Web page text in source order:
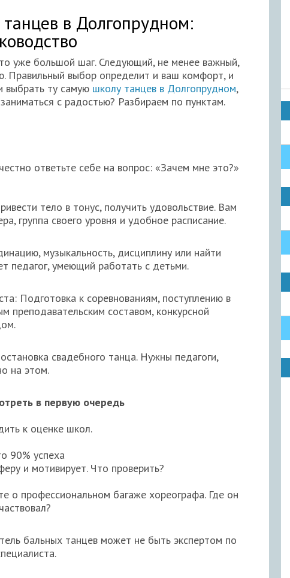
в Долгопрудном:
уже большой шаг. Следующий, не менее важный,
Правильный выбор определит и ваш комфорт, и
выбрать ту самую школу танцев в Долгопрудном,
с радостью? Разбираем по пунктам.
ответьте себе на вопрос: «Зачем мне это?»
тело в тонус, получить удовольствие. Вам
группа своего уровня и удобное расписание.
музыкальность, дисциплину или найти
педагог, умеющий работать с детьми.
Подготовка к соревнованиям, поступлению в
преподавательским составом, конкурсной
свадебного танца. Нужны педагоги,
на этом.
в первую очередь
к оценке школ.
90% успеха
и мотивирует. Что проверить?
о профессиональном багаже хореографа. Где он
бальных танцев может не быть экспертом по